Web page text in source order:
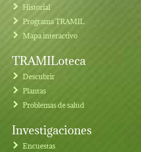
Footer menu
Historial
Programa TRAMIL
Mapa interactivo
TRAMILoteca
Descubrir
Plantas
Problemas de salud
Investigaciones
Encuestas